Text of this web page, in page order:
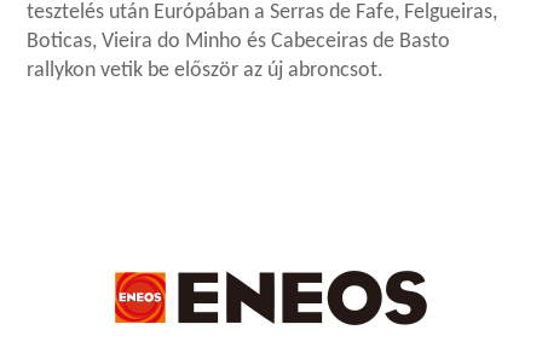
tesztelés után Európában a Serras de Fafe, Felgueiras,
Boticas, Vieira do Minho és Cabeceiras de Basto
rallykon vetik be először az új abroncsot.